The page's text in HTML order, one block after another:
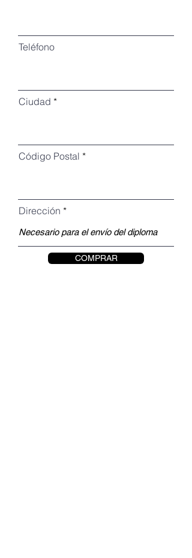
Teléfono
Ciudad
Código Postal
Dirección
COMPRAR